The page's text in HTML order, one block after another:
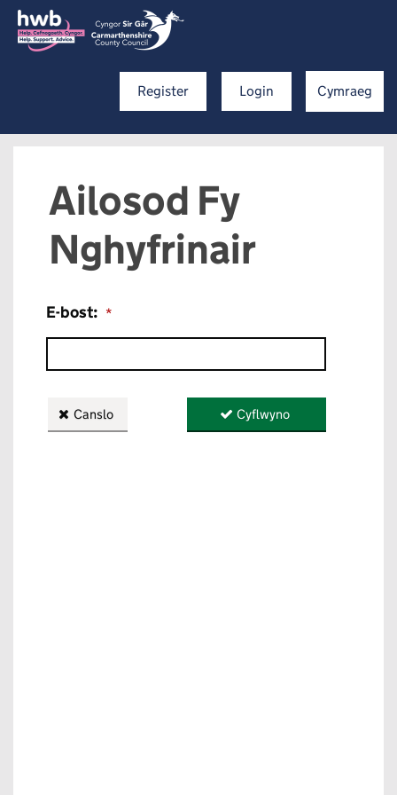
Register Login Cymraeg